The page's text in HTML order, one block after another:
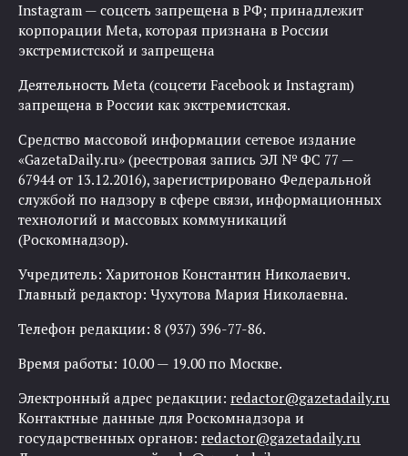
Instagram — соцсеть запрещена в РФ; принадлежит
корпорации Meta, которая признана в России
экстремистской и запрещена
Деятельность Meta (соцсети Facebook и Instagram)
запрещена в России как экстремистская.
Средство массовой информации сетевое издание
«GazetaDaily.ru» (реестровая запись ЭЛ № ФС 77 —
67944 от 13.12.2016), зарегистрировано Федеральной
службой по надзору в сфере связи, информационных
технологий и массовых коммуникаций
(Роскомнадзор).
Учредитель: Харитонов Константин Николаевич.
Главный редактор: Чухутова Мария Николаевна.
Телефон редакции: 8 (937) 396-77-86.
Время работы: 10.00 — 19.00 по Москве.
Электронный адрес редакции: redactor@gazetadaily.ru
Контактные данные для Роскомнадзора и
государственных органов: redactor@gazetadaily.ru